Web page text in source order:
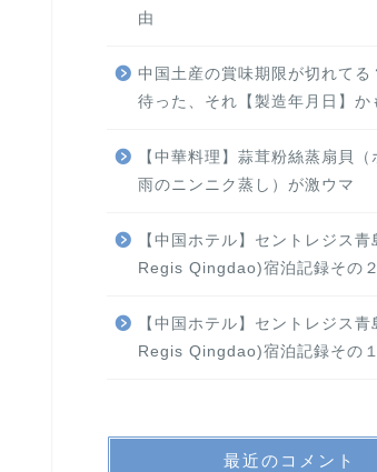
由
中国土産の賞味期限が切れてる
待った、それ【製造年月日】か
【中華料理】蒜茸粉絲蒸扇貝（
雨のニンニク蒸し）が激ウマ
【中国ホテル】セントレジス
Regis Qingdao)宿泊記録その２
【中国ホテル】セントレジス
Regis Qingdao)宿泊記録その１
最近のコメント